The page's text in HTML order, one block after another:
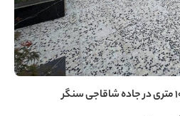
فروش ویلا ۶۰ متری دنج در سروندان سنگر رشت